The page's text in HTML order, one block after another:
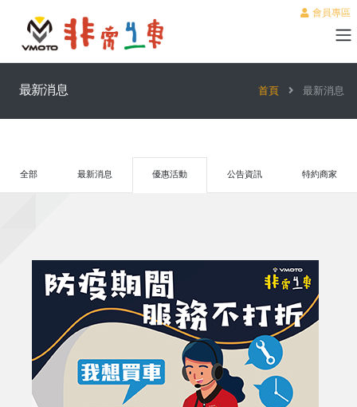
會員專區
最新消息 首頁 最新消息
全部 最新消息 優惠活動 公告資訊 特約商家